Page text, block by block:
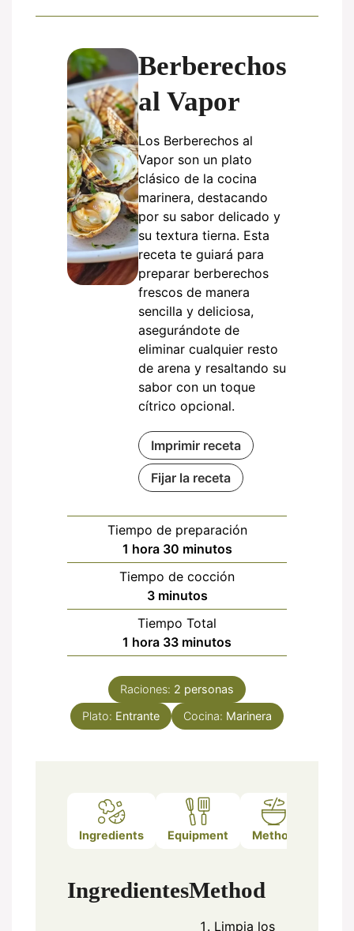
Berberechos
al Vapor
Los Berberechos al
Vapor son un plato
clásico de la cocina
marinera, destacando
por su sabor delicado y
su textura tierna. Esta
receta te guiará para
preparar berberechos
frescos de manera
sencilla y deliciosa,
asegurándote de
eliminar cualquier resto
de arena y resaltando su
sabor con un toque
cítrico opcional.
Imprimir receta
Fijar la receta
Tiempo de preparación
1 hora
hora 30minutos
minutos
Tiempo de cocción
3minutos
minutos
Tiempo Total
1 hora
hora 33minutos
minutos
Raciones: 2 personas
Plato: Entrante Cocina: Marinera
Ingredients Equipment Method
IngredientesMethod
Limpia los